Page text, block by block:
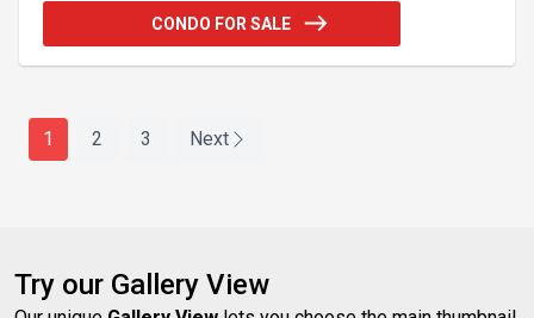
Montréal, du mont Royal, des hôpitaux, cafés,
restaurants, commerces, du métro et du transport
central, pratique et durablement recherché.
CONDO FOR SALE
1 2 3 Next
Try our Gallery View